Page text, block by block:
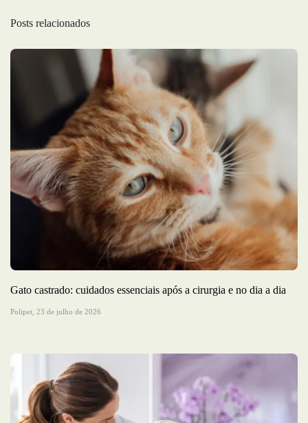
Posts relacionados
Gato castrado: cuidados essenciais após a cirurgia e no dia a dia
Polipet, 23 de julho de 2026